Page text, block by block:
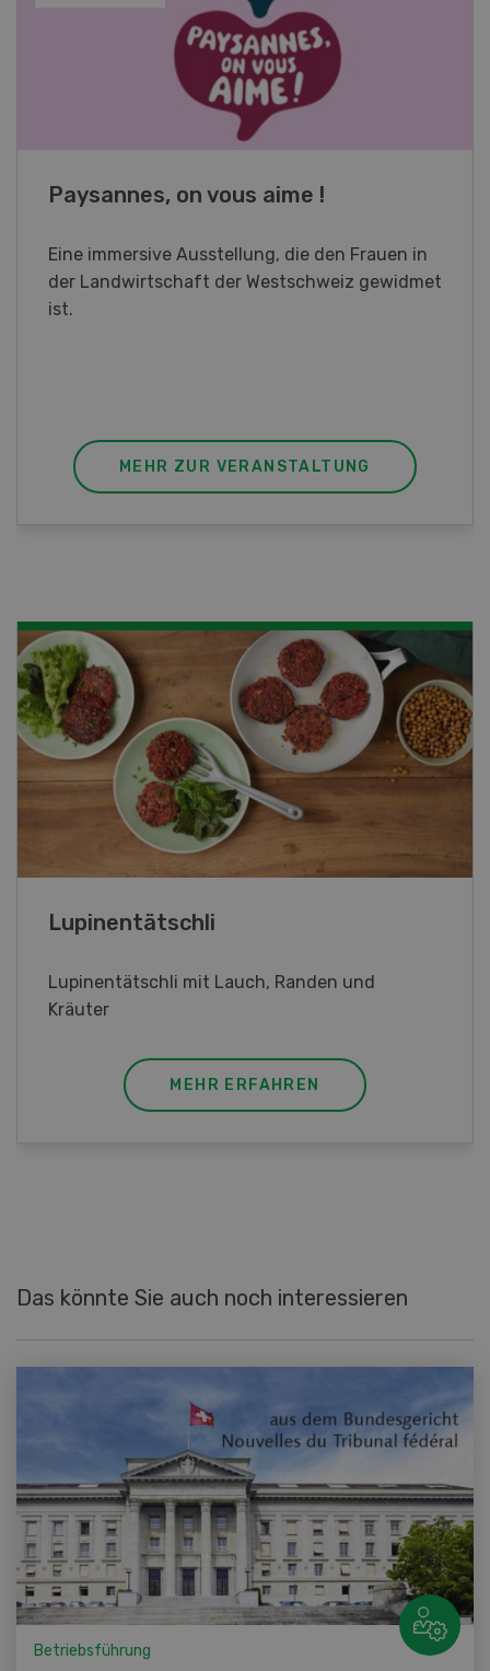
Fachkurs Aquakultur
Sind Sie in der Fischzucht tätig oder
interessieren Sie sich für das Thema? In
diesem Fall ist unser FBA-Weiterbildungskurs
MEHR ZUR VERANSTALTUNG
Frühlingsrollen
Frühlingsrollen mit Poulet
MEHR ERFAHREN
Das könnte Sie auch noch interessieren
Betriebsführung